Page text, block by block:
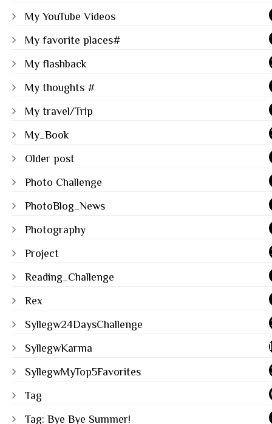
My YouTube Videos
My favorite places#
My flashback
My thoughts #
My travel/Trip
My_Book
Older post
Photo Challenge
PhotoBlog_News
Photography
Project
Reading_Challenge
Rex
Syllegw24DaysChallenge
SyllegwKarma
SyllegwMyTop5Favorites
Tag
Tag: Bye Bye Summer!